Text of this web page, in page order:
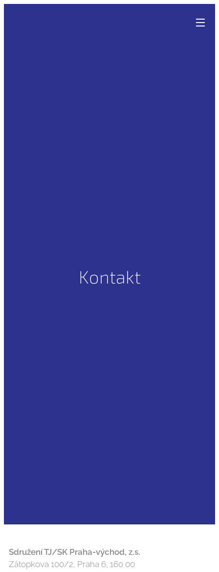
Kontakt
Sdružení TJ/SK Praha-východ, z.s.
Zátopkova 100/2, Praha 6, 160 00